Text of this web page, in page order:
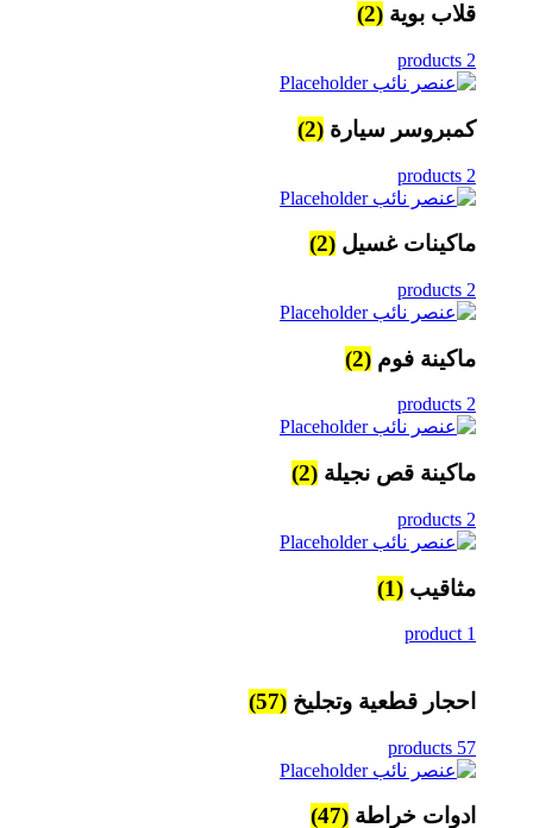
قلاب بوية (2)
2 products
كمبروسر سيارة (2)
2 products
ماكينات غسيل (2)
2 products
ماكينة فوم (2)
2 products
ماكينة قص نجيلة (2)
2 products
مثاقيب (1)
1 product
احجار قطعية وتجليخ (57)
57 products
ادوات خراطة (47)